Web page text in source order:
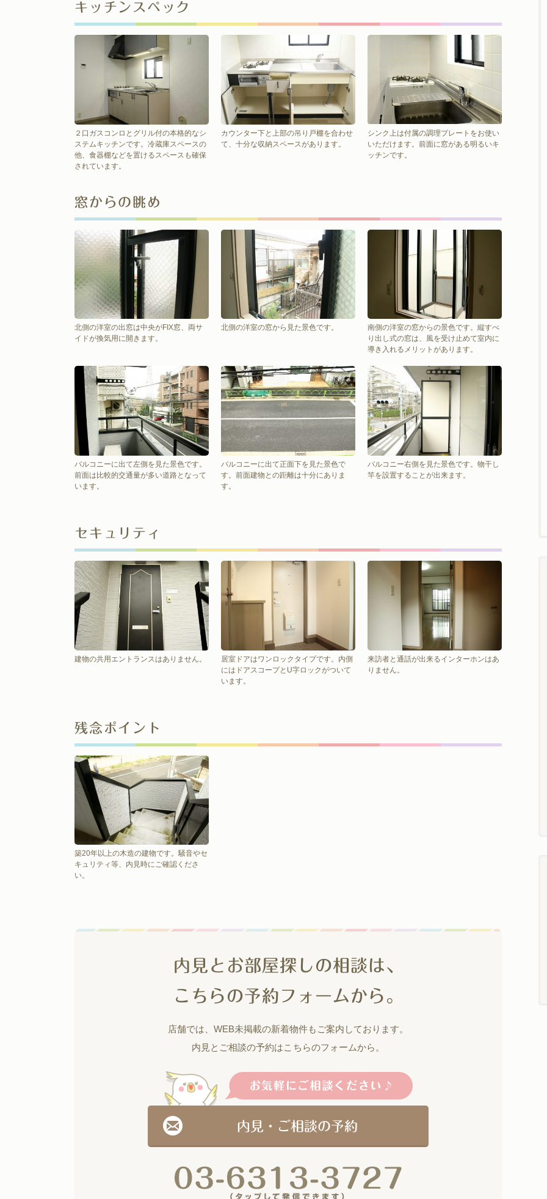
キッチンスペック
２口ガスコンロとグリル付の本格的なシ
ステムキッチンです。冷蔵庫スペースの
他、食器棚などを置けるスペースも確保
されています。
カウンター下と上部の吊り戸棚を合わせ
て、十分な収納スペースがあります。
シンク上は付属の調理プレートをお使い
いただけます。前面に窓がある明るいキ
ッチンです。
窓からの眺め
北側の洋室の出窓は中央がFIX窓、両サ
イドが換気用に開きます。
北側の洋室の窓から見た景色です。
南側の洋室の窓からの景色です。縦すべ
り出し式の窓は、風を受け止めて室内に
導き入れるメリットがあります。
バルコニーに出て左側を見た景色です。
前面は比較的交通量が多い道路となって
います。
バルコニーに出て正面下を見た景色で
す。前面建物との距離は十分にありま
す。
バルコニー右側を見た景色です。物干し
竿を設置することが出来ます。
セキュリティ
建物の共用エントランスはありません。
居室ドアはワンロックタイプです。内側
にはドアスコープとU字ロックがついて
います。
来訪者と通話が出来るインターホンはあ
りません。
残念ポイント
築20年以上の木造の建物です。騒音やセ
キュリティ等、内見時にご確認くださ
い。
内見とお部屋探しの相談は、
こちらの予約フォームから。
店舗では、WEB未掲載の新着物件もご案内しております。
内見とご相談の予約はこちらのフォームから。
内見・ご相談の予約